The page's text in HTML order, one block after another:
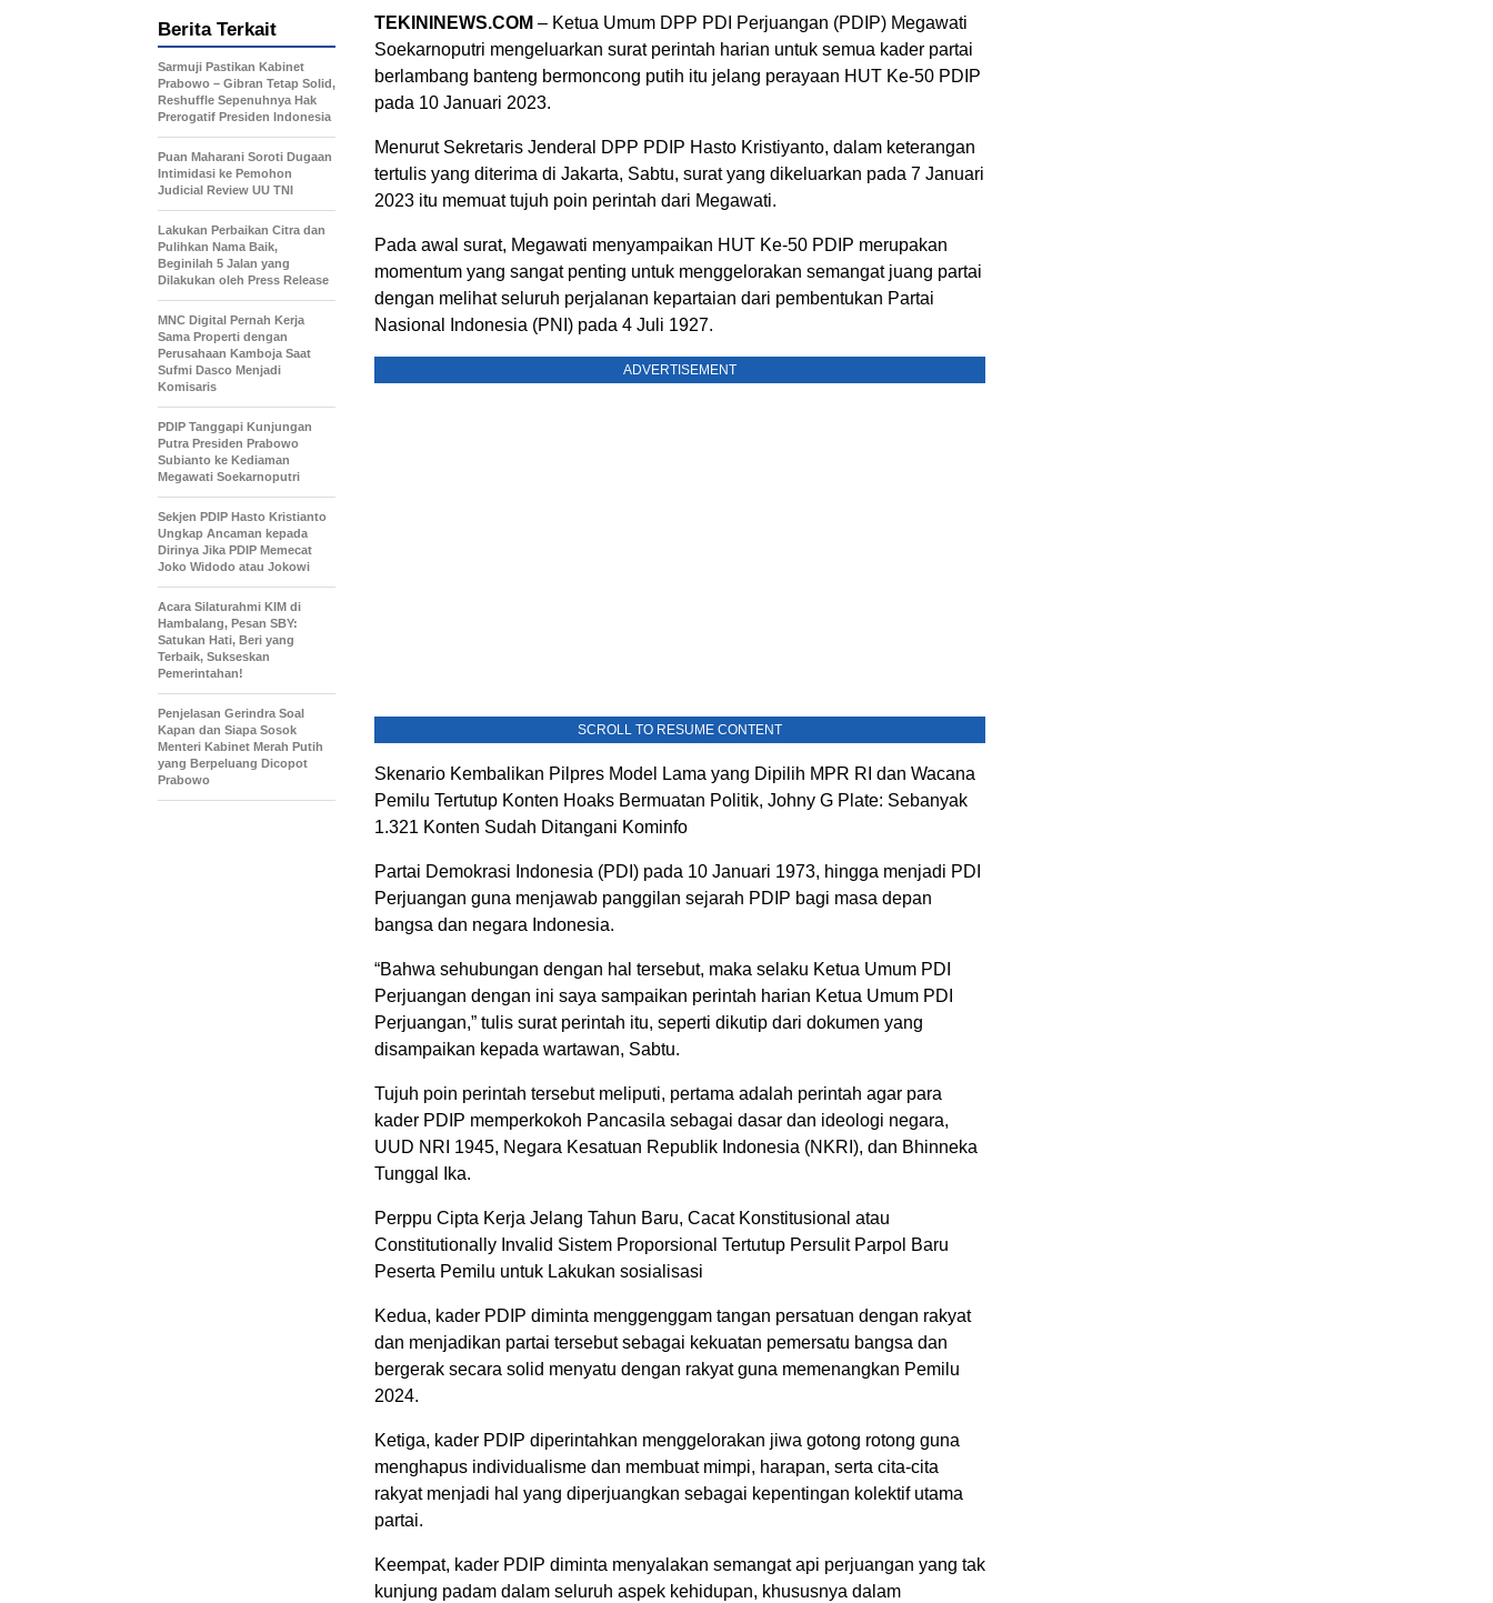
TEKININEWS.COM – Ketua Umum DPP PDI Perjuangan (PDIP) Megawati
Soekarnoputri mengeluarkan surat perintah harian untuk semua kader partai
berlambang banteng bermoncong putih itu jelang perayaan HUT Ke-50 PDIP
pada 10 Januari 2023.
Menurut Sekretaris Jenderal DPP PDIP Hasto Kristiyanto, dalam keterangan
tertulis yang diterima di Jakarta, Sabtu, surat yang dikeluarkan pada 7 Januari
2023 itu memuat tujuh poin perintah dari Megawati.
Pada awal surat, Megawati menyampaikan HUT Ke-50 PDIP merupakan
momentum yang sangat penting untuk menggelorakan semangat juang partai
dengan melihat seluruh perjalanan kepartaian dari pembentukan Partai
Nasional Indonesia (PNI) pada 4 Juli 1927.
ADVERTISEMENT
SCROLL TO RESUME CONTENT
Skenario Kembalikan Pilpres Model Lama yang Dipilih MPR RI dan Wacana
Pemilu Tertutup Konten Hoaks Bermuatan Politik, Johny G Plate: Sebanyak
1.321 Konten Sudah Ditangani Kominfo
Partai Demokrasi Indonesia (PDI) pada 10 Januari 1973, hingga menjadi PDI
Perjuangan guna menjawab panggilan sejarah PDIP bagi masa depan
bangsa dan negara Indonesia.
“Bahwa sehubungan dengan hal tersebut, maka selaku Ketua Umum PDI
Perjuangan dengan ini saya sampaikan perintah harian Ketua Umum PDI
Perjuangan,” tulis surat perintah itu, seperti dikutip dari dokumen yang
disampaikan kepada wartawan, Sabtu.
Tujuh poin perintah tersebut meliputi, pertama adalah perintah agar para
kader PDIP memperkokoh Pancasila sebagai dasar dan ideologi negara,
UUD NRI 1945, Negara Kesatuan Republik Indonesia (NKRI), dan Bhinneka
Tunggal Ika.
Perppu Cipta Kerja Jelang Tahun Baru, Cacat Konstitusional atau
Constitutionally Invalid Sistem Proporsional Tertutup Persulit Parpol Baru
Peserta Pemilu untuk Lakukan sosialisasi
Kedua, kader PDIP diminta menggenggam tangan persatuan dengan rakyat
dan menjadikan partai tersebut sebagai kekuatan pemersatu bangsa dan
bergerak secara solid menyatu dengan rakyat guna memenangkan Pemilu
2024.
Ketiga, kader PDIP diperintahkan menggelorakan jiwa gotong rotong guna
menghapus individualisme dan membuat mimpi, harapan, serta cita-cita
rakyat menjadi hal yang diperjuangkan sebagai kepentingan kolektif utama
partai.
Keempat, kader PDIP diminta menyalakan semangat api perjuangan yang tak
kunjung padam dalam seluruh aspek kehidupan, khususnya dalam
Berita Terkait
Sarmuji Pastikan Kabinet
Prabowo – Gibran Tetap Solid,
Reshuffle Sepenuhnya Hak
Prerogatif Presiden Indonesia
Puan Maharani Soroti Dugaan
Intimidasi ke Pemohon
Judicial Review UU TNI
Lakukan Perbaikan Citra dan
Pulihkan Nama Baik,
Beginilah 5 Jalan yang
Dilakukan oleh Press Release
MNC Digital Pernah Kerja
Sama Properti dengan
Perusahaan Kamboja Saat
Sufmi Dasco Menjadi
Komisaris
PDIP Tanggapi Kunjungan
Putra Presiden Prabowo
Subianto ke Kediaman
Megawati Soekarnoputri
Sekjen PDIP Hasto Kristianto
Ungkap Ancaman kepada
Dirinya Jika PDIP Memecat
Joko Widodo atau Jokowi
Acara Silaturahmi KIM di
Hambalang, Pesan SBY:
Satukan Hati, Beri yang
Terbaik, Sukseskan
Pemerintahan!
Penjelasan Gerindra Soal
Kapan dan Siapa Sosok
Menteri Kabinet Merah Putih
yang Berpeluang Dicopot
Prabowo